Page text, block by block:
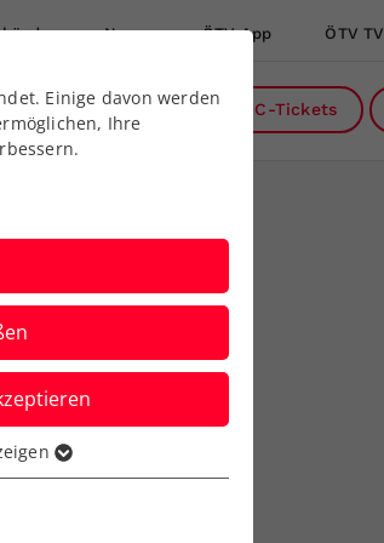
News ÖTV App ÖTV TV
uns DC-Tickets
Geburtstag.
Einige davon werden
Ihre
Funktionen der
dass die Webseite